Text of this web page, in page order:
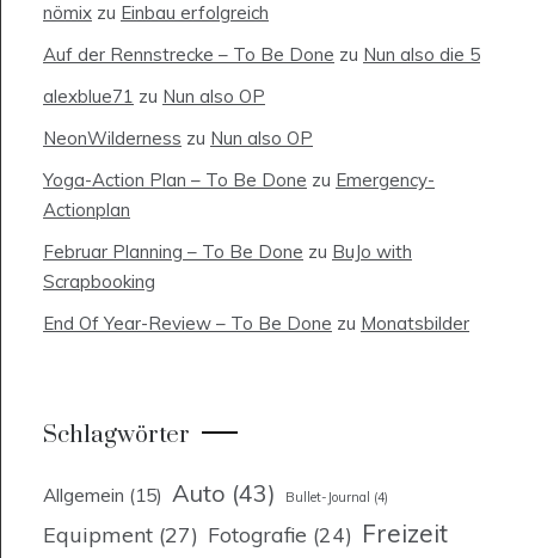
nömix zu Einbau erfolgreich
Auf der Rennstrecke – To Be Done zu Nun also die 5
alexblue71 zu Nun also OP
NeonWilderness zu Nun also OP
Yoga-Action Plan – To Be Done zu Emergency-
Actionplan
Februar Planning – To Be Done zu BuJo with
Scrapbooking
End Of Year-Review – To Be Done zu Monatsbilder
Schlagwörter
Allgemein (15) Auto (43) Bullet-Journal (4)
Equipment (27) Fotografie (24) Freizeit